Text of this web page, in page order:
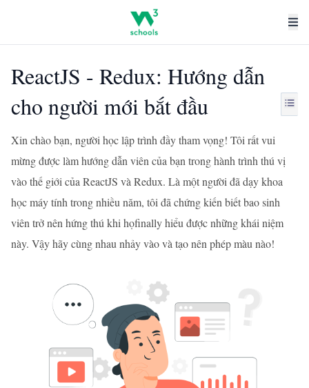
ReactJS - Redux: Hướng dẫn
cho người mới bắt đầu
Xin chào bạn, người học lập trình đầy tham vọng! Tôi rất vui
mừng được làm hướng dẫn viên của bạn trong hành trình thú vị
vào thế giới của ReactJS và Redux. Là một người đã dạy khoa
học máy tính trong nhiều năm, tôi đã chứng kiến biết bao sinh
viên trở nên hứng thú khi họfinally hiểu được những khái niệm
này. Vậy hãy cùng nhau nhảy vào và tạo nên phép màu nào!